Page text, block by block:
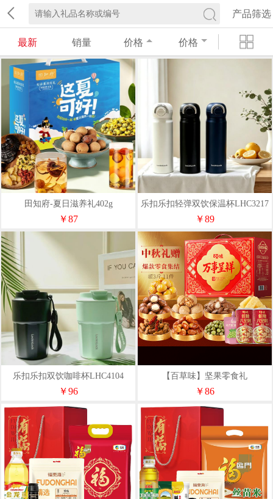
产品筛选
最新 销量 价格 价格
田知府-夏日滋养礼402g
￥87
乐扣乐扣轻弹双饮保温杯LHC3217
￥89
乐扣乐扣双饮咖啡杯LHC4104
￥96
【百草味】坚果零食礼
盒-1548g（万事呈祥）
￥86